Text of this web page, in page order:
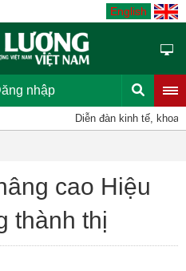
English
nhập
Diễn đàn kinh tế, khoa
cao Hiệu
thành thị